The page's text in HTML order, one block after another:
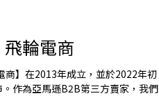
輪電商
商】在2013年成立，並於2022年初
作為亞馬遜B2B第三方賣家，我們